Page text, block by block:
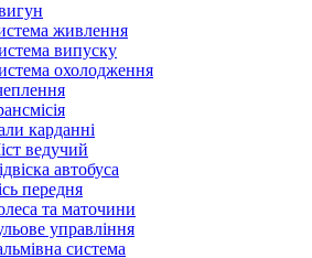
живлення
випуску
охолодження
карданні
ведучий
автобуса
передня
та маточини
управління
система